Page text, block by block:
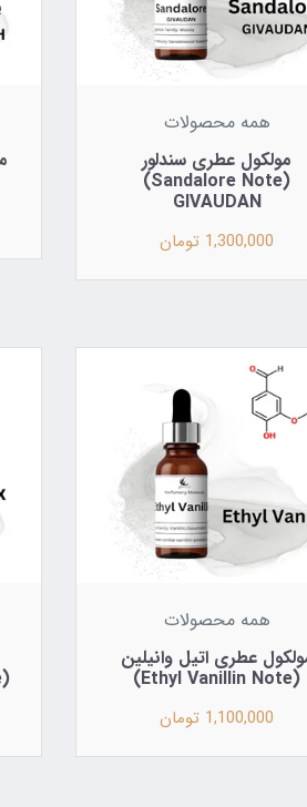
همه محصولات
مولکول عطری سندلور
(Sandalore Note)
GIVAUDAN
1,300,000 تومان
همه محصولات
عطری اتیل‌ وانیلین
(Ethyl Vanillin Note)
1,100,000 تومان
(Vertofix Coeur Note) IFF